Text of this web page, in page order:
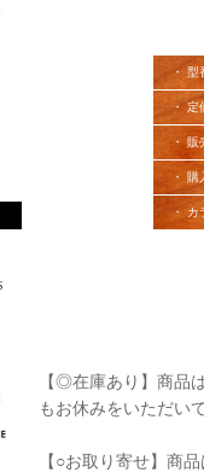
・ 型
・ 定
・ 販
・ 購
・ カ
【◎在庫あり】商品
もお休みをいただい
【○お取り寄せ】商